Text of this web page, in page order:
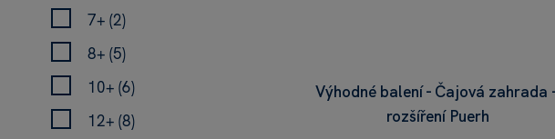
7+ (2)
8+ (5)
10+ (6)
12+ (8)
Výhodné balení - Čajová zahrada
rozšíření Puerh